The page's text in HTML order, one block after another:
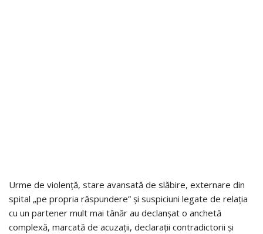
Urme de violență, stare avansată de slăbire, externare din
spital „pe propria răspundere” și suspiciuni legate de relația
cu un partener mult mai tânăr au declanșat o anchetă
complexă, marcată de acuzații, declarații contradictorii și